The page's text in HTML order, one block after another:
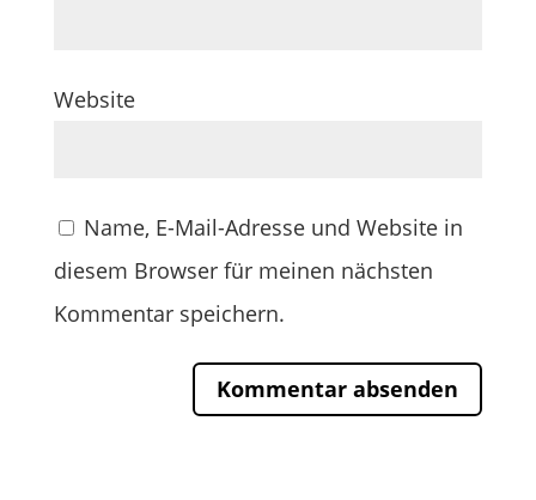
Website
Name, E-Mail-Adresse und Website in
diesem Browser für meinen nächsten
Kommentar speichern.